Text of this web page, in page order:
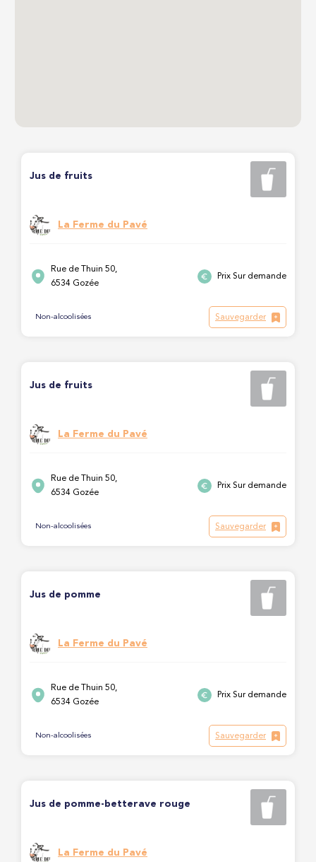
Jus de fruits
La Ferme du Pavé
Rue de Thuin 50,
6534 Gozée
Prix Sur demande
Non-alcoolisées Sauvegarder
Jus de fruits
La Ferme du Pavé
Rue de Thuin 50,
6534 Gozée
Prix Sur demande
Non-alcoolisées Sauvegarder
Jus de pomme
La Ferme du Pavé
Rue de Thuin 50,
6534 Gozée
Prix Sur demande
Non-alcoolisées Sauvegarder
Jus de pomme-betterave rouge
La Ferme du Pavé